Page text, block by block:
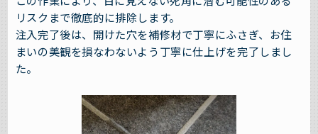
リスクまで徹底的に排除します。
注入完了後は、開けた穴を補修材で丁寧にふさぎ、お住
まいの美観を損なわないよう丁寧に仕上げを完了しまし
た。